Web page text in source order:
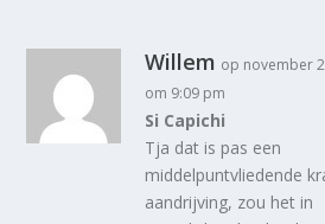
Willem op november
om 9:09 pm
Si Capichi
Tja dat is pas een
middelpuntvliedende
aandrijving, zou het in